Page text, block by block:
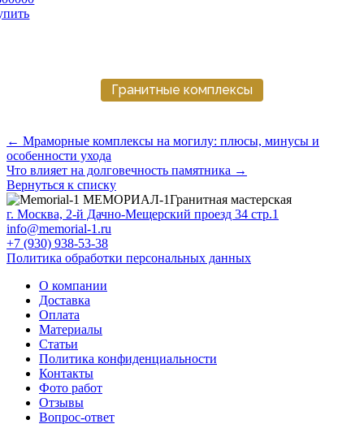
Гранитные комплексы
← Мраморные комплексы на могилу: плюсы, минусы и
особенности ухода
Что влияет на долговечность памятника →
Вернуться к списку
МЕМОРИАЛ-1Гранитная мастерская
г. Москва, 2-й Дачно-Мещерский проезд 34 стр.1
info@memorial-1.ru
+7 (930) 938-53-38
Политика обработки персональных данных
О компании
Доставка
Оплата
Материалы
Статьи
Политика конфиденциальности
Контакты
Фото работ
Отзывы
Вопрос-ответ